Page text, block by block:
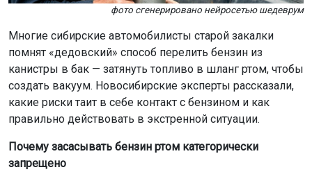
фото сгенерировано нейросетью шедеврум
Многие сибирские автомобилисты старой закалки
помнят «дедовский» способ перелить бензин из
канистры в бак — затянуть топливо в шланг ртом, чтобы
создать вакуум. Новосибирские эксперты рассказали,
какие риски таит в себе контакт с бензином и как
правильно действовать в экстренной ситуации.
Почему засасывать бензин ртом категорически
запрещено